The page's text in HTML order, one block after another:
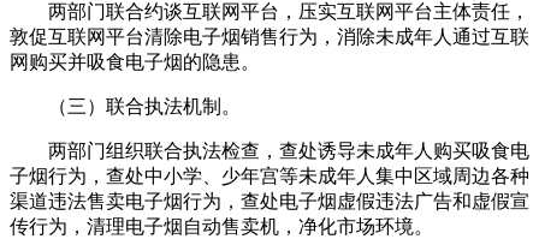
两部门联合约谈互联网平台，压实互联网平台主体责任，
敦促互联网平台清除电子烟销售行为，消除未成年人通过互联
网购买并吸食电子烟的隐患。
（三）联合执法机制。
两部门组织联合执法检查，查处诱导未成年人购买吸食电
子烟行为，查处中小学、少年宫等未成年人集中区域周边各种
渠道违法售卖电子烟行为，查处电子烟虚假违法广告和虚假宣
传行为，清理电子烟自动售卖机，净化市场环境。